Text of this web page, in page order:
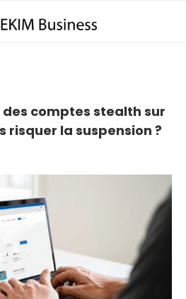
comptes stealth sur
risquer la suspension ?